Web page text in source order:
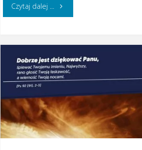
Czytaj dalej ... "2022-
08
Wielbienie"